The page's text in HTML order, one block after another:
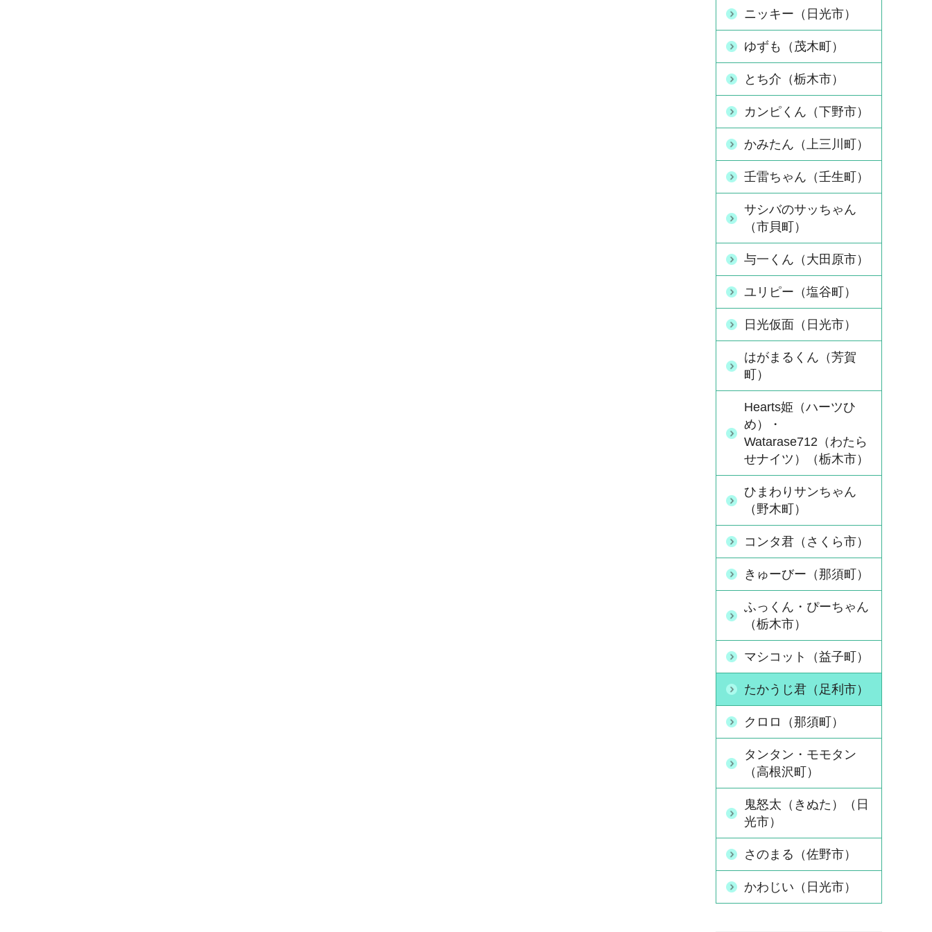
ニッキー（日光市）
ゆずも（茂木町）
とち介（栃木市）
カンピくん（下野市）
かみたん（上三川町）
壬雷ちゃん（壬生町）
サシバのサッちゃん
（市貝町）
与一くん（大田原市）
ユリピー（塩谷町）
日光仮面（日光市）
はがまるくん（芳賀
町）
Hearts姫（ハーツひ
め）・
Watarase712（わたら
せナイツ）（栃木市）
ひまわりサンちゃん
（野木町）
コンタ君（さくら市）
きゅーびー（那須町）
ふっくん・ぴーちゃん
（栃木市）
マシコット（益子町）
たかうじ君（足利市）
クロロ（那須町）
タンタン・モモタン
（高根沢町）
鬼怒太（きぬた）（日
光市）
さのまる（佐野市）
かわじい（日光市）